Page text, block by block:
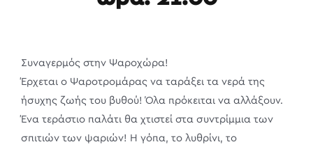
Συναγερμός στην Ψαροχώρα!
Έρχεται ο Ψαροτρομάρας vα ταράξει τα νερά της
ήσυχης ζωής του βυθού! Όλα πρόκειται να αλλάξουν.
Ένα τεράστιο παλάτι θα χτιστεί στα συντρίμμια των
σπιτιών των ψαριών! Η γόπα, το λυθρίνι, το